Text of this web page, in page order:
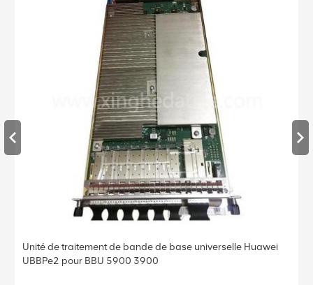
Unité de traitement de bande de base universelle Huawei
UBBPe4 pour BBU 5900 3900